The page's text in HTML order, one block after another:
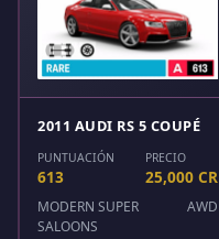
2011 AUDI RS 5 COUPÉ
PUNTUACIÓN
613
PRECIO
25,000 CR
MODERN SUPER
SALOONS
AWD